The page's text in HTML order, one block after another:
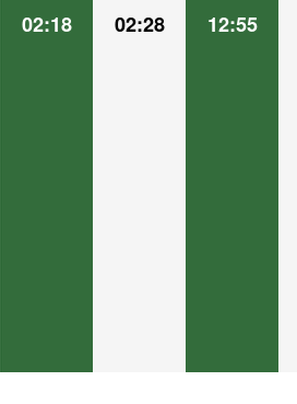
02:18 02:28 12:55